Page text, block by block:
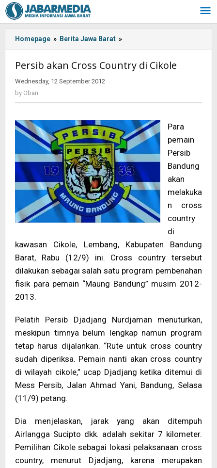
Skip
to
content
Homepage » Berita Jawa Barat »
-:IN-
>Persib
Cikole<!-
-:-
-
>
Persib akan Cross Country di Cikole
Wednesday, 12 September 2012
by Oban
Para
pemain
Persib
Bandung
akan
melakuka
n cross
country
di
kawasan Cikole, Lembang, Kabupaten Bandung
Barat, Rabu (12/9) ini. Cross country tersebut
dilakukan sebagai salah satu program pembenahan
fisik para pemain “Maung Bandung” musim 2012-
2013.
Pelatih Persib Djadjang Nurdjaman menuturkan,
meskipun timnya belum lengkap namun program
tetap harus dijalankan. “Rute untuk cross country
sudah diperiksa. Pemain nanti akan cross country
di wilayah cikole,” ucap Djadjang ketika ditemui di
Mess Persib, Jalan Ahmad Yani, Bandung, Selasa
(11/9) petang.
Dia menjelaskan, jarak yang akan ditempuh
Airlangga Sucipto dkk. adalah sekitar 7 kilometer.
Pemilihan Cikole sebagai lokasi pelaksanaan cross
country, menurut Djadjang, karena merupakan